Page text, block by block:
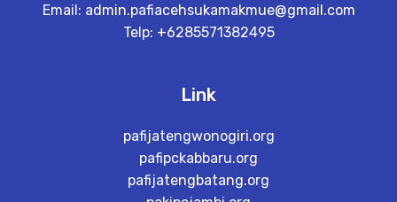
Email: admin.pafiacehsukamakmue@gmail.com
Telp: +6285571382495
Link
pafijatengwonogiri.org
pafipckabbaru.org
pafijatengbatang.org